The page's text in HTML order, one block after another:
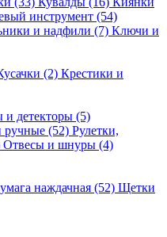
инструмент (54)
и надфили (7) Ключи и
(2) Крестики и
детекторы (5)
ручные (52) Рулетки,
Отвесы и шнуры (4)
наждачная (52) Щетки